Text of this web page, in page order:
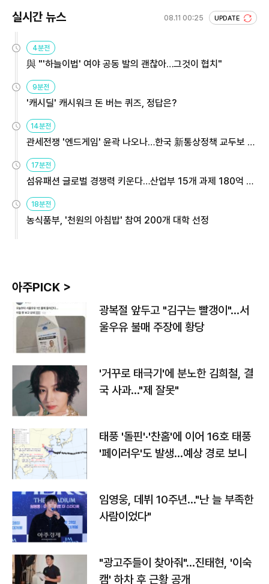
실시간 뉴스 08.11 00:25 UPDATE
4분전
與 "'하늘이법' 여야 공동 발의 괜찮아…그것이 협치"
9분전
'캐시딜' 캐시워크 돈 버는 퀴즈, 정답은?
14분전
관세전쟁 '엔드게임' 윤곽 나오나…한국 新통상정책 교두보 활
용해야
17분전
섬유패션 글로벌 경쟁력 키운다…산업부 15개 과제 180억 지
원
18분전
농식품부, '천원의 아침밥' 참여 200개 대학 선정
아주PICK >
광복절 앞두고 "김구는 빨갱이"…서
울우유 불매 주장에 황당
'거꾸로 태극기'에 분노한 김희철, 결
국 사과…"제 잘못"
태풍 '돌핀'·'찬홈'에 이어 16호 태풍
'페이러우'도 발생…예상 경로 보니
임영웅, 데뷔 10주년…"난 늘 부족한
사람이었다"
"광고주들이 찾아줘"…진태현, '이숙
캠' 하차 후 근황 공개